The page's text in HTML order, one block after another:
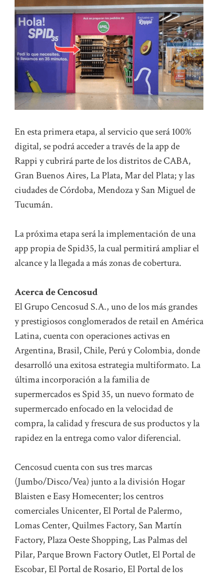
En esta primera etapa, al servicio que será 100%
digital, se podrá acceder a través de la app de
Rappi y cubrirá parte de los distritos de CABA,
Gran Buenos Aires, La Plata, Mar del Plata; y las
ciudades de Córdoba, Mendoza y San Miguel de
Tucumán.
La próxima etapa será la implementación de una
app propia de Spid35, la cual permitirá ampliar el
alcance y la llegada a más zonas de cobertura.
Acerca de Cencosud
El Grupo Cencosud S.A., uno de los más grandes
y prestigiosos conglomerados de retail en América
Latina, cuenta con operaciones activas en
Argentina, Brasil, Chile, Perú y Colombia, donde
desarrolló una exitosa estrategia multiformato. La
última incorporación a la familia de
supermercados es Spid 35, un nuevo formato de
supermercado enfocado en la velocidad de
compra, la calidad y frescura de sus productos y la
rapidez en la entrega como valor diferencial.
Cencosud cuenta con sus tres marcas
(Jumbo/Disco/Vea) junto a la división Hogar
Blaisten e Easy Homecenter; los centros
comerciales Unicenter, El Portal de Palermo,
Lomas Center, Quilmes Factory, San Martín
Factory, Plaza Oeste Shopping, Las Palmas del
Pilar, Parque Brown Factory Outlet, El Portal de
Escobar, El Portal de Rosario, El Portal de los